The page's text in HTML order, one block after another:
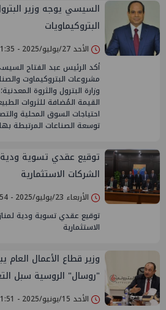
السيسي يوجه وزير
البتروكيماويات
الأحد 27/يوليو/2025 - 01:35 م
أكد الرئيس عبد الفتاح
مشروعات البتروكيماوت
وزارة البترول والثروة
القيمة المُضافة للثروات
احتياجات السوق المحلية
توسعة الصناعات المرتبطة
توقيع عقدي تسوية
الشركات الاستثمارية
الأربعاء 23/يوليو/2025 - 06:54 م
توقيع عقدي تسوية ودية
الاستثمارية
وزير قطاع الأعمال العام
"روسال" الروسية سبل
الأحد 15/يونيو/2025 - 01:51 م